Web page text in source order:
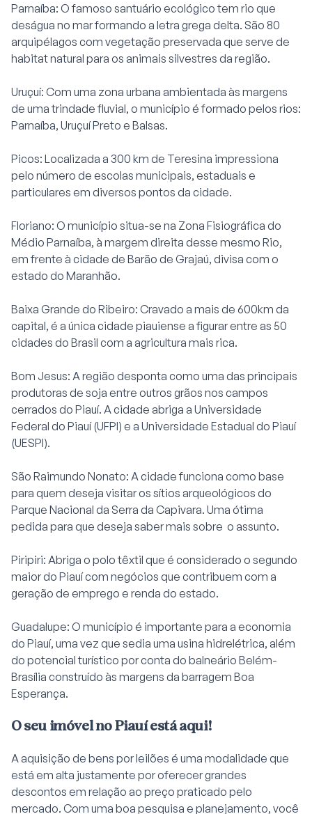
Parnaíba: O famoso santuário ecológico tem rio que
deságua no mar formando a letra grega delta. São 80
arquipélagos com vegetação preservada que serve de
habitat natural para os animais silvestres da região.
Uruçuí: Com uma zona urbana ambientada às margens
de uma trindade fluvial, o município é formado pelos rios:
Parnaíba, Uruçuí Preto e Balsas.
Picos: Localizada a 300 km de Teresina impressiona
pelo número de escolas municipais, estaduais e
particulares em diversos pontos da cidade.
Floriano: O município situa-se na Zona Fisiográfica do
Médio Parnaíba, à margem direita desse mesmo Rio,
em frente à cidade de Barão de Grajaú, divisa com o
estado do Maranhão.
Baixa Grande do Ribeiro: Cravado a mais de 600km da
capital, é a única cidade piauiense a figurar entre as 50
cidades do Brasil com a agricultura mais rica.
Bom Jesus: A região desponta como uma das principais
produtoras de soja entre outros grãos nos campos
cerrados do Piauí. A cidade abriga a Universidade
Federal do Piauí (UFPI) e a Universidade Estadual do Piauí
(UESPI).
São Raimundo Nonato: A cidade funciona como base
para quem deseja visitar os sítios arqueológicos do
Parque Nacional da Serra da Capivara. Uma ótima
pedida para que deseja saber mais sobre o assunto.
Piripiri: Abriga o polo têxtil que é considerado o segundo
maior do Piauí com negócios que contribuem com a
geração de emprego e renda do estado.
Guadalupe: O município é importante para a economia
do Piauí, uma vez que sedia uma usina hidrelétrica, além
do potencial turístico por conta do balneário Belém-
Brasília construído às margens da barragem Boa
Esperança.
O seu imóvel no Piauí está aqui!
A aquisição de bens por leilões é uma modalidade que
está em alta justamente por oferecer grandes
descontos em relação ao preço praticado pelo
mercado. Com uma boa pesquisa e planejamento, você